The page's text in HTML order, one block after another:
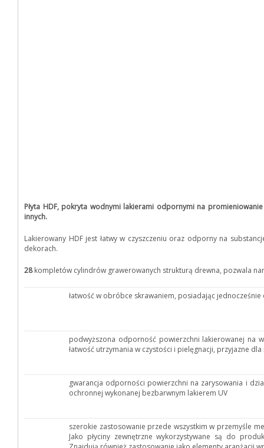
Płyta HDF, pokryta wodnymi lakierami odpornymi na
innych.
Lakierowany HDF jest łatwy w czyszczeniu oraz odporny na
dekorach.
28kompletów cylindrów grawerowanych strukturą drewna, pozwala
łatwość w obróbce skrawaniem, posiadając jednocześnie
podwyższona odporność powierzchni lakierowanej na
łatwość utrzymania w czystości i pielęgnacji, przyjazne
gwarancja odporności powierzchni na zarysowania i
ochronnej wykonanej bezbarwnym lakierem UV
szerokie zastosowanie przede wszystkim w przemyśle
Jako płyciny zewnętrzne wykorzystywane są do